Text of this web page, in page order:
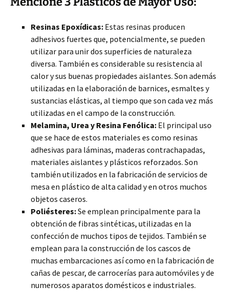
Resinas Epoxídicas: Estas resinas producen
adhesivos fuertes que, potencialmente, se pueden
utilizar para unir dos superficies de naturaleza
diversa. También es considerable su resistencia al
calor y sus buenas propiedades aislantes. Son además
utilizadas en la elaboración de barnices, esmaltes y
sustancias elásticas, al tiempo que son cada vez más
utilizadas en el campo de la construcción.
Melamina, Urea y Resina Fenólica: El principal uso
que se hace de estos materiales es como resinas
adhesivas para láminas, maderas contrachapadas,
materiales aislantes y plásticos reforzados. Son
también utilizados en la fabricación de servicios de
mesa en plástico de alta calidad y en otros muchos
objetos caseros.
Poliésteres:Se emplean principalmente para la
obtención de fibras sintéticas, utilizadas en la
confección de muchos tipos de tejidos. También se
emplean para la construcción de los cascos de
muchas embarcaciones así como en la fabricación de
cañas de pescar, de carrocerías para automóviles y de
numerosos aparatos domésticos e industriales.